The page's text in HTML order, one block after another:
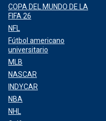
COPA DEL MUNDO DE LA
FIFA 26
NFL
Fútbol americano
universitario
MLB
NASCAR
INDYCAR
NBA
NHL